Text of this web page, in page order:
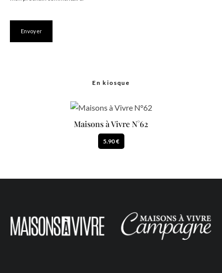
En kiosque
Maisons à Vivre N°62
5.90 €